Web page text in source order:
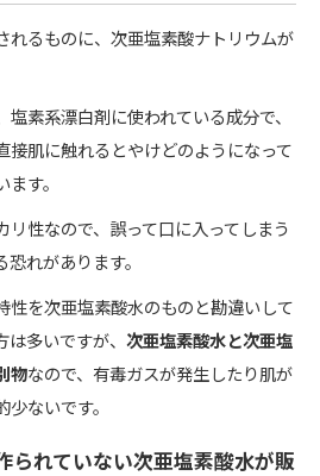
れるものに、次亜塩素酸ナトリウムが
素系漂白剤に使われている成分で、
接肌に触れるとやけどのようになって
す。
リ性なので、誤って口に入ってしまう
れがあります。
性を次亜塩素酸水のものと勘違いして
多いですが、 次亜塩素酸水と次亜塩
物なので、有毒ガスが発生したり肌が
ないです。
れていない次亜塩素酸水が販